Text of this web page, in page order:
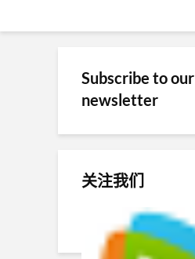
Subscribe to our
newsletter
关注我们